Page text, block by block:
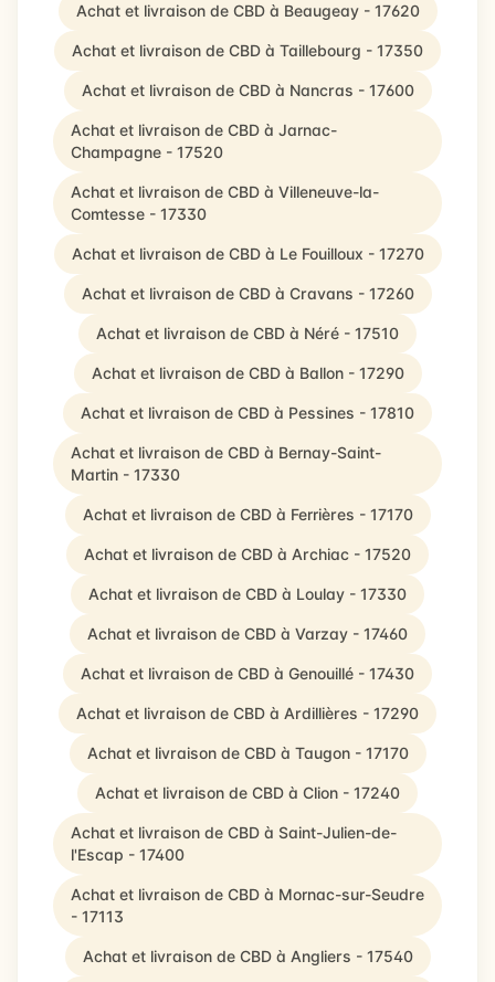
Achat et livraison de CBD à Beaugeay - 17620
Achat et livraison de CBD à Taillebourg - 17350
Achat et livraison de CBD à Nancras - 17600
Achat et livraison de CBD à Jarnac-
Champagne - 17520
Achat et livraison de CBD à Villeneuve-la-
Comtesse - 17330
Achat et livraison de CBD à Le Fouilloux - 17270
Achat et livraison de CBD à Cravans - 17260
Achat et livraison de CBD à Néré - 17510
Achat et livraison de CBD à Ballon - 17290
Achat et livraison de CBD à Pessines - 17810
Achat et livraison de CBD à Bernay-Saint-
Martin - 17330
Achat et livraison de CBD à Ferrières - 17170
Achat et livraison de CBD à Archiac - 17520
Achat et livraison de CBD à Loulay - 17330
Achat et livraison de CBD à Varzay - 17460
Achat et livraison de CBD à Genouillé - 17430
Achat et livraison de CBD à Ardillières - 17290
Achat et livraison de CBD à Taugon - 17170
Achat et livraison de CBD à Clion - 17240
Achat et livraison de CBD à Saint-Julien-de-
l'Escap - 17400
Achat et livraison de CBD à Mornac-sur-Seudre
- 17113
Achat et livraison de CBD à Angliers - 17540